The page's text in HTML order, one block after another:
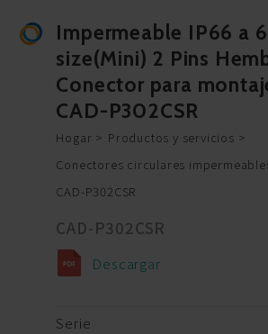
Impermeable IP66 a
size(Mini) 2 Pins
Conector para
CAD-P302CSR
Hogar
Productos y servicios
Conectores circulares
CAD-P302CSR
CAD-P302CSR
Descargar
Serie